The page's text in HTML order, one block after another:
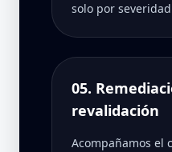
solo por
05.
revalidación
Acompañamos el